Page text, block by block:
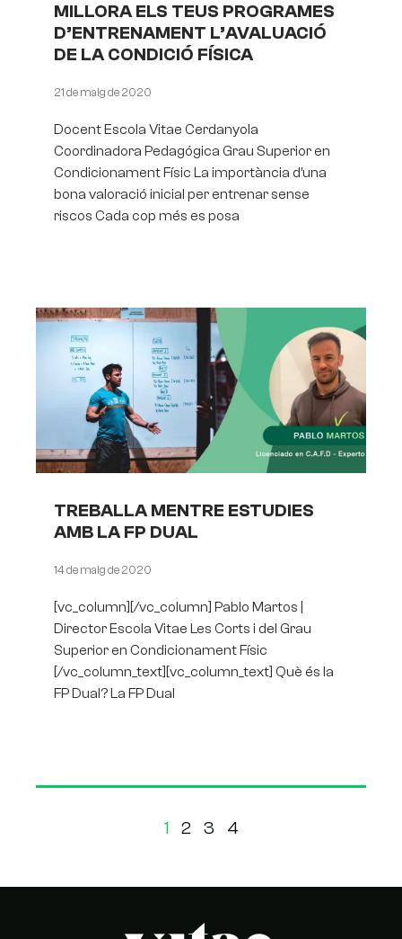
MILLORA ELS TEUS PROGRAMES
D’ENTRENAMENT L’AVALUACIÓ
DE LA CONDICIÓ FÍSICA
21 de maig de 2020
Docent Escola Vitae Cerdanyola
Coordinadora Pedagógica Grau Superior en
Condicionament Físic La importància d’una
bona valoració inicial per entrenar sense
riscos Cada cop més es posa
TREBALLA MENTRE ESTUDIES
AMB LA FP DUAL
14 de maig de 2020
[vc_column][/vc_column] Pablo Martos |
Director Escola Vitae Les Corts i del Grau
Superior en Condicionament Físic
[/vc_column_text][vc_column_text] Què és la
FP Dual? La FP Dual
1 2 3 4